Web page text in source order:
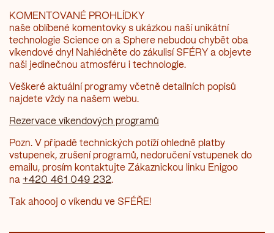
KOMENTOVANÉ PROHLÍDKY
naše oblíbené komentovky s ukázkou naší unikátní
technologie Science on a Sphere nebudou chybět oba
víkendové dny! Nahlédněte do zákulisí SFÉRY a objevte
naši jedinečnou atmosféru i technologie.
Veškeré aktuální programy včetně detailních popisů
najdete vždy na našem webu.
Rezervace víkendových programů
Pozn. V případě technických potíží ohledně platby
vstupenek, zrušení programů, nedoručení vstupenek do
emailu, prosím kontaktujte Zákaznickou linku Enigoo
na +420 461 049 232.
Tak ahoooj o víkendu ve SFÉŘE!